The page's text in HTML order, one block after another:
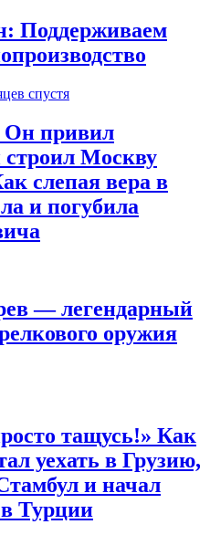
Поддерживаем
спустя
Он привил
Москву
слепая вера в
и погубила
— легендарный
оружия
тащусь!» Как
уехать в Грузию,
и начал
в Турции